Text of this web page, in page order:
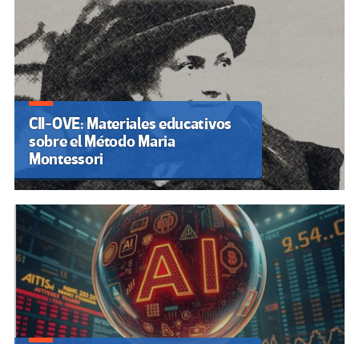
CII-OVE: Materiales educativos
sobre el Método Maria
Montessori